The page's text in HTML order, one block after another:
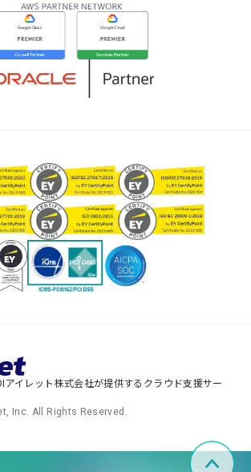
イレット株式会社が提供するクラウド支援サー
Inc. All Rights Reserved.
ペ